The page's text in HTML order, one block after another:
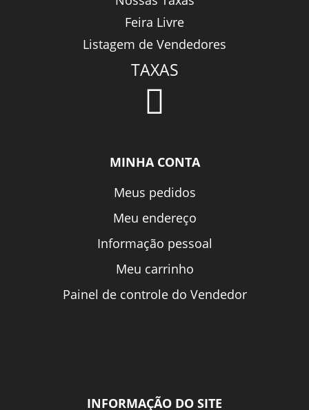
Feira Livre
Listagem de Vendedores
TAXAS
MINHA CONTA
Meus pedidos
Meu endereço
Informação pessoal
Meu carrinho
Painel de controle do Vendedor
INFORMAÇÃO DO SITE